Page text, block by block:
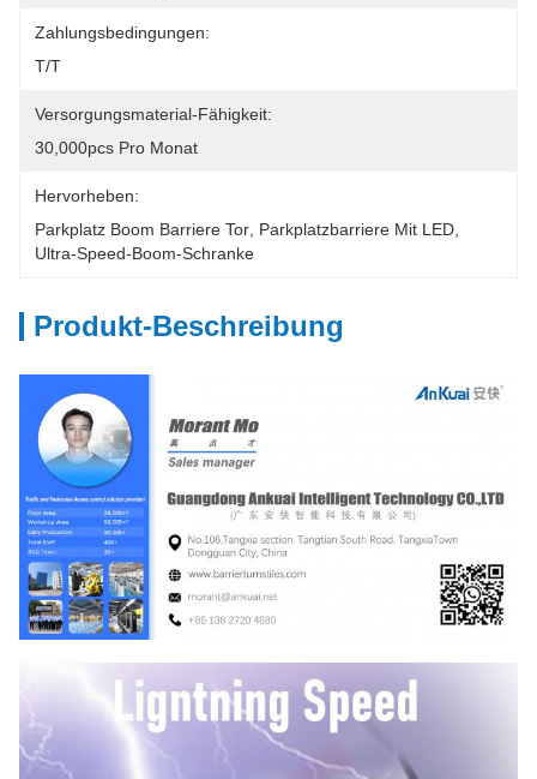
Zahlungsbedingungen:
T/T
Versorgungsmaterial-Fähigkeit:
30,000pcs Pro Monat
Hervorheben:
Parkplatz Boom Barriere Tor Parkplatzbarriere Mit LED
Ultra-Speed-Boom-Schranke
Produkt-Beschreibung